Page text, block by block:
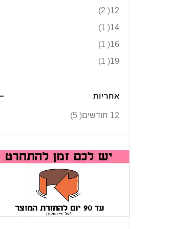
12
פריטים
14
פריט
16
פריט
19
פריט
אחריות
12 חודשים פריטים